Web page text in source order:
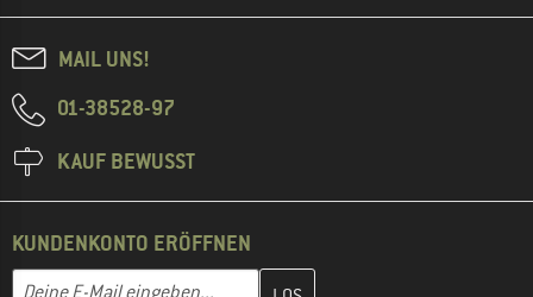
MAIL UNS!
01-38528-97
KAUF BEWUSST
KUNDENKONTO ERÖFFNEN
E-Mail-Adresse
Gib hier deine E-Mail-Adresse ein und erstelle im nächsten